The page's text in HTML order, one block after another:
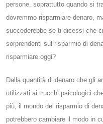
persone, soprattutto quando si
dovremmo risparmiare denaro,
succederebbe se ti dicessi che
sorprendenti sul risparmio di
risparmiare oggi?
Dalla quantità di denaro che gli
utilizzati ai trucchi psicologici
più, il mondo del risparmio di
potrebbero cambiare il modo in